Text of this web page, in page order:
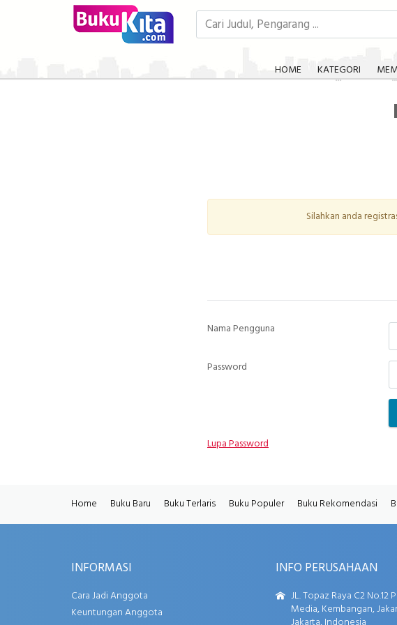
HOME KATEGORI
Silahkan anda
Nama Pengguna
Password
Lupa Password
Home Buku Baru Buku Terlaris Buku Populer Buku Rekomendasi
INFORMASI
Cara Jadi Anggota
Keuntungan Anggota
INFO PERUSAHAAN
JL. Topaz Raya C2 No.12
Media, Kembangan,